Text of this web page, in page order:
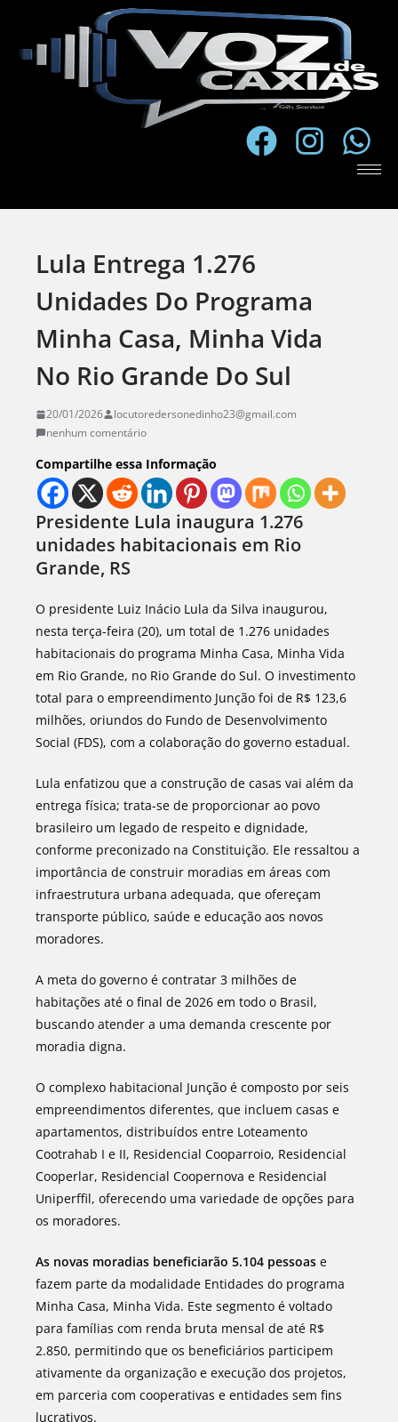
Lula Entrega 1.276
Unidades Do Programa
Minha Casa, Minha Vida
No Rio Grande Do Sul
20/01/2026
locutoredersonedinho23@gmail.com
nenhum comentário
Compartilhe essa Informação
Presidente Lula inaugura 1.276
unidades habitacionais em Rio
Grande, RS
O presidente Luiz Inácio Lula da Silva inaugurou,
nesta terça-feira (20), um total de 1.276 unidades
habitacionais do programa Minha Casa, Minha Vida
em Rio Grande, no Rio Grande do Sul. O investimento
total para o empreendimento Junção foi de R$ 123,6
milhões, oriundos do Fundo de Desenvolvimento
Social (FDS), com a colaboração do governo estadual.
Lula enfatizou que a construção de casas vai além da
entrega física; trata-se de proporcionar ao povo
brasileiro um legado de respeito e dignidade,
conforme preconizado na Constituição. Ele ressaltou a
importância de construir moradias em áreas com
infraestrutura urbana adequada, que ofereçam
transporte público, saúde e educação aos novos
moradores.
A meta do governo é contratar 3 milhões de
habitações até o final de 2026 em todo o Brasil,
buscando atender a uma demanda crescente por
moradia digna.
O complexo habitacional Junção é composto por seis
empreendimentos diferentes, que incluem casas e
apartamentos, distribuídos entre Loteamento
Cootrahab I e II, Residencial Cooparroio, Residencial
Cooperlar, Residencial Coopernova e Residencial
Uniperffil, oferecendo uma variedade de opções para
os moradores.
As novas moradias beneficiarão 5.104 pessoas e
fazem parte da modalidade Entidades do programa
Minha Casa, Minha Vida. Este segmento é voltado
para famílias com renda bruta mensal de até R$
2.850, permitindo que os beneficiários participem
ativamente da organização e execução dos projetos,
em parceria com cooperativas e entidades sem fins
lucrativos.